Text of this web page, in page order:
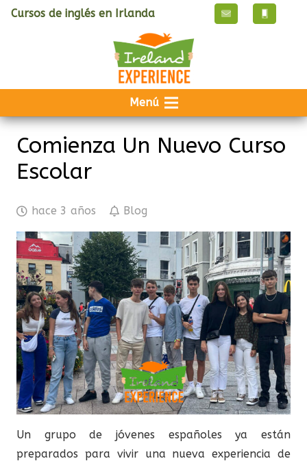
Cursos de inglés en Irlanda
Menú
Comienza Un Nuevo Curso
Escolar
hace 3 años Blog
Un grupo de jóvenes españoles ya están
preparados para vivir una nueva experiencia de